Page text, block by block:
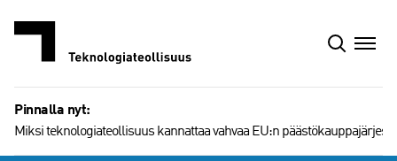
Pinnalla nyt:
Miksi teknologiateollisuus kannattaa vahvaa EU:n